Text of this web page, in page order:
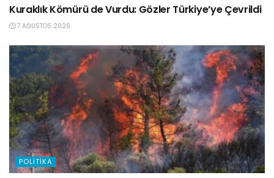
Kuraklık Kömürü de Vurdu: Gözler Türkiye’ye Çevrildi
7 AĞUSTOS 2026
POLITIKA